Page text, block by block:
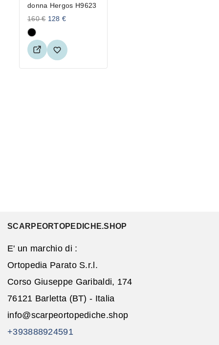
donna Hergos H9623
160€ 128€
SCARPEORTOPEDICHE.SHOP
E' un marchio di :
Ortopedia Parato S.r.l.
Corso Giuseppe Garibaldi, 174
76121 Barletta (BT) - Italia
info@scarpeortopediche.shop
+393888924591